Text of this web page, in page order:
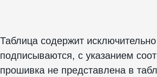
Таблица содержит
подписываются, с указанием
прошивка не представлена в